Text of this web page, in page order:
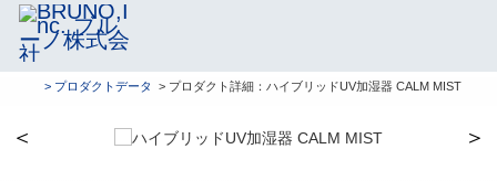
> プロダクトデータ > プロダクト詳細：ハイブリッドUV加湿器 CALM MIST
＜ ＞